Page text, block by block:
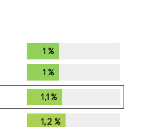
1 %
1 %
1,1%
1,2 %